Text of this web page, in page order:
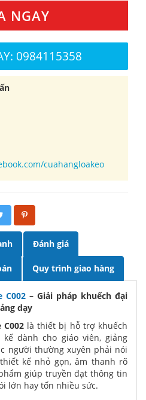
NGAY
0984115358
cuahangloakeo
Đánh giá
Quy trình giao hàng
C002 – Giải pháp khuếch đại
dạy
là thiết bị hỗ trợ khuếch
dành cho giáo viên, giảng
người thường xuyên phải nói
kế nhỏ gọn, âm thanh rõ
giúp truyền đạt thông tin
lớn hay tốn nhiều sức.